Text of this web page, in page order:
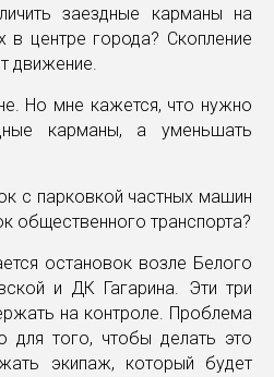
заездные карманы на
в центре города? Скопление
движение.
Но мне кажется, что нужно
карманы, а уменьшать
с парковкой частных машин
общественного транспорта?
остановок возле Белого
и ДК Гагарина. Эти три
на контроле. Проблема
для того, чтобы делать это
экипаж, который будет